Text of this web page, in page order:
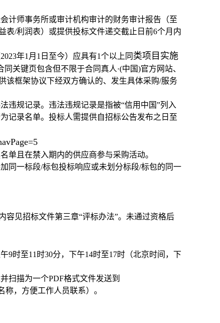
计师事务所或审计机构审计的财务审计报告（至
表/利润表）或提供投标文件递交截止日前6个月内
年1月1日至今）应具有1个以上同 类项目实施
关键页包含但不限于合同真人·(中国)官方网站、
该框架协议下经双方确认的、发生具体采购/服务
违规记录。违法违规记录是指被“信用中国”列入
记录名单。投标人需提供自招标公告发布之日至
单且在禁入期内的供应商参与采购活动。
同一标段/标包投标响应或未划分标段/标包的同一
见招标文件第三章“评标办法”。未通过资格后
9时至11时30分，下午14时至17时（北京时间，下
扫描为一个PDF格式文件发送到
称，方便工作人员联系）。